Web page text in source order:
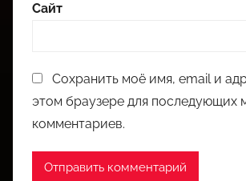
Сайт
Сохранить моё имя, email и
этом браузере для последующих
комментариев.